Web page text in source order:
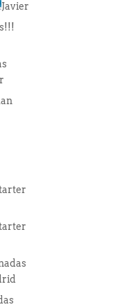
Javier